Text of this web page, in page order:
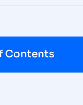
Contents